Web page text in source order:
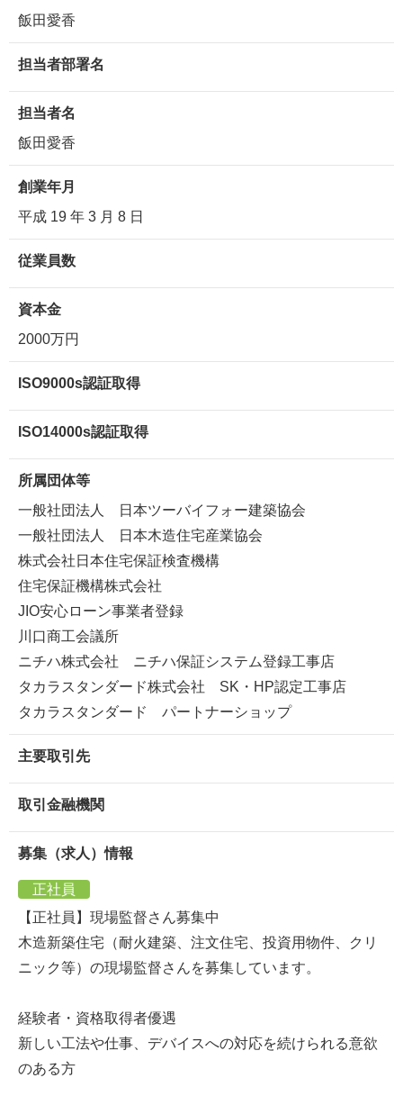
飯田愛香
担当者部署名
担当者名
飯田愛香
創業年月
平成 19 年 3 月 8 日
従業員数
資本金
2000万円
ISO9000s認証取得
ISO14000s認証取得
所属団体等
一般社団法人 日本ツーバイフォー建築協会
一般社団法人 日本木造住宅産業協会
株式会社日本住宅保証検査機構
住宅保証機構株式会社
JIO安心ローン事業者登録
川口商工会議所
ニチハ株式会社 ニチハ保証システム登録工事店
タカラスタンダード株式会社 SK・HP認定工事店
タカラスタンダード パートナーショップ
主要取引先
取引金融機関
募集（求人）情報
正社員
【正社員】現場監督さん募集中
木造新築住宅（耐火建築、注文住宅、投資用物件、クリ
ニック等）の現場監督さんを募集しています。
経験者・資格取得者優遇
新しい工法や仕事、デバイスへの対応を続けられる意欲
のある方